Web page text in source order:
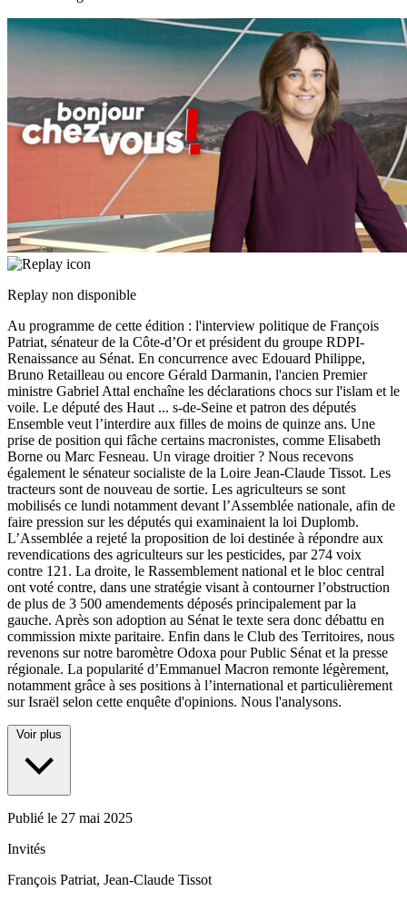
Replay non disponible
Au programme de cette édition : l'interview politique de François
Patriat, sénateur de la Côte-d’Or et président du groupe RDPI-
Renaissance au Sénat. En concurrence avec Edouard Philippe,
Bruno Retailleau ou encore Gérald Darmanin, l'ancien Premier
ministre Gabriel Attal enchaîne les déclarations chocs sur l'islam et le
voile. Le député des Haut ... s-de-Seine et patron des députés
Ensemble veut l’interdire aux filles de moins de quinze ans. Une
prise de position qui fâche certains macronistes, comme Elisabeth
Borne ou Marc Fesneau. Un virage droitier ? Nous recevons
également le sénateur socialiste de la Loire Jean-Claude Tissot. Les
tracteurs sont de nouveau de sortie. Les agriculteurs se sont
mobilisés ce lundi notamment devant l’Assemblée nationale, afin de
faire pression sur les députés qui examinaient la loi Duplomb.
L’Assemblée a rejeté la proposition de loi destinée à répondre aux
revendications des agriculteurs sur les pesticides, par 274 voix
contre 121. La droite, le Rassemblement national et le bloc central
ont voté contre, dans une stratégie visant à contourner l’obstruction
de plus de 3 500 amendements déposés principalement par la
gauche. Après son adoption au Sénat le texte sera donc débattu en
commission mixte paritaire. Enfin dans le Club des Territoires, nous
revenons sur notre baromètre Odoxa pour Public Sénat et la presse
régionale. La popularité d’Emmanuel Macron remonte légèrement,
notamment grâce à ses positions à l’international et particulièrement
sur Israël selon cette enquête d'opinions. Nous l'analysons.
Voir plus
Publié le 27 mai 2025
Invités
François Patriat, Jean-Claude Tissot